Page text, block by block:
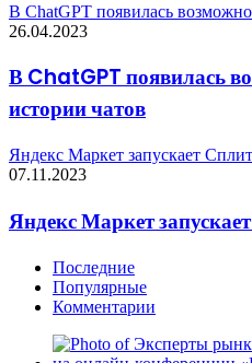
В ChatGPT появилась
26.04.2023
В ChatGPT появилась
истории чатов
Яндекс Маркет запускает
07.11.2023
Яндекс Маркет
Последние
Популярные
Комментарии